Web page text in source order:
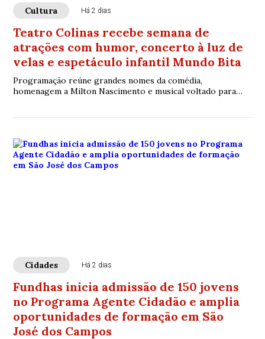
Cultura Há 2 dias
Teatro Colinas recebe semana de
atrações com humor, concerto à luz de
velas e espetáculo infantil Mundo Bita
Programação reúne grandes nomes da comédia,
homenagem a Milton Nascimento e musical voltado para
Cidades Há 2 dias
Fundhas inicia admissão de 150 jovens
no Programa Agente Cidadão e amplia
oportunidades de formação em São
José dos Campos